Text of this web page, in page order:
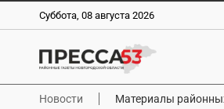
Суббота, 08 августа 2026
Новости Материалы